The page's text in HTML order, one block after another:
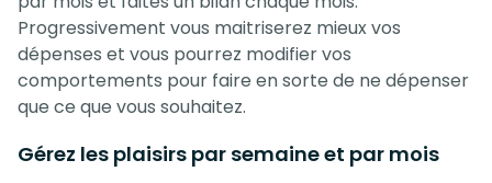
Progressivement vous maitriserez mieux vos
dépenses et vous pourrez modifier vos
comportements pour faire en sorte de ne dépenser
que ce que vous souhaitez.
Gérez les plaisirs par semaine et par mois